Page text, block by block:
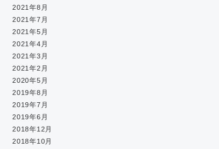
2021年8月
2021年7月
2021年5月
2021年4月
2021年3月
2021年2月
2020年5月
2019年8月
2019年7月
2019年6月
2018年12月
2018年10月